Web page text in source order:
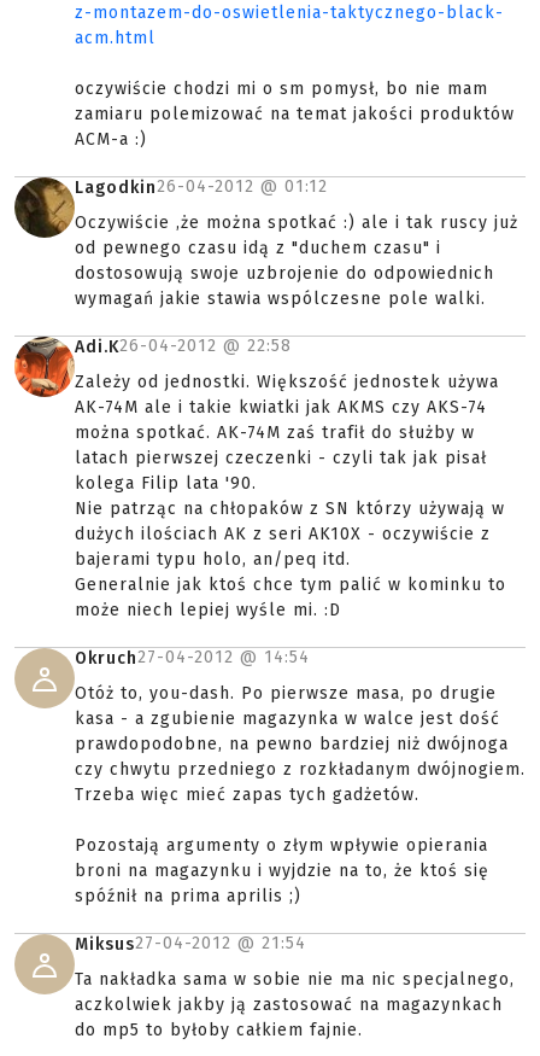
z-montazem-do-oswietlenia-taktycznego-black-
acm.html
oczywiście chodzi mi o sm pomysł, bo nie mam
zamiaru polemizować na temat jakości produktów
ACM-a :)
Lagodkin26-04-2012 @ 01:12
Oczywiście ,że można spotkać :) ale i tak ruscy już
od pewnego czasu idą z "duchem czasu" i
dostosowują swoje uzbrojenie do odpowiednich
wymagań jakie stawia wspólczesne pole walki.
Adi.K26-04-2012 @ 22:58
Zależy od jednostki. Większość jednostek używa
AK-74M ale i takie kwiatki jak AKMS czy AKS-74
można spotkać. AK-74M zaś trafił do służby w
latach pierwszej czeczenki - czyli tak jak pisał
kolega Filip lata '90.
Nie patrząc na chłopaków z SN którzy używają w
dużych ilościach AK z seri AK10X - oczywiście z
bajerami typu holo, an/peq itd.
Generalnie jak ktoś chce tym palić w kominku to
może niech lepiej wyśle mi. :D
Okruch27-04-2012 @ 14:54
Otóż to, you-dash. Po pierwsze masa, po drugie
kasa - a zgubienie magazynka w walce jest dość
prawdopodobne, na pewno bardziej niż dwójnoga
czy chwytu przedniego z rozkładanym dwójnogiem.
Trzeba więc mieć zapas tych gadżetów.
Pozostają argumenty o złym wpływie opierania
broni na magazynku i wyjdzie na to, że ktoś się
spóźnił na prima aprilis ;)
Miksus27-04-2012 @ 21:54
Ta nakładka sama w sobie nie ma nic specjalnego,
aczkolwiek jakby ją zastosować na magazynkach
do mp5 to byłoby całkiem fajnie.